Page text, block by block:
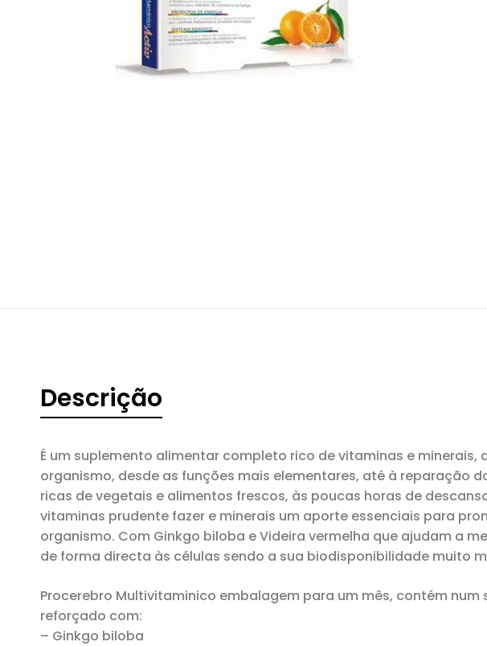
Descrição
É um suplemento alimentar completo rico de vitaminas e
organismo, desde as funções mais elementares, até à reparação
ricas de vegetais e alimentos frescos, às poucas horas de
vitaminas prudente fazer e minerais um aporte essenciais para
organismo. Com Ginkgo biloba e Videira vermelha que ajudam a
de forma directa às células sendo a sua biodisponibilidade muito
Procerebro Multivitaminico embalagem para um mês, contém
reforçado com:
– Ginkgo biloba